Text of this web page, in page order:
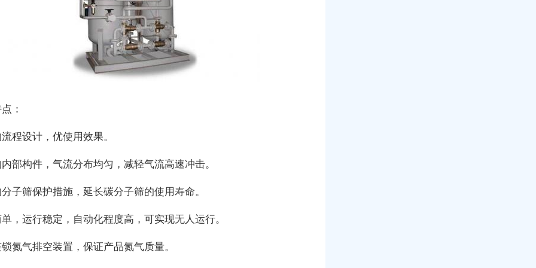
：
程设计，优使用效果。
部构件，气流分布均匀，减轻气流高速冲击。
子筛保护措施，延长碳分子筛的使用寿命。
，运行稳定，自动化程度高，可实现无人运行。
氮气排空装置，保证产品氮气质量。